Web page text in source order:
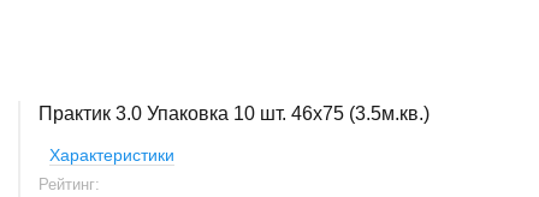
Практик 3.0 Упаковка 10 шт. 46х75 (3.5м.кв.)
Характеристики
Рейтинг: